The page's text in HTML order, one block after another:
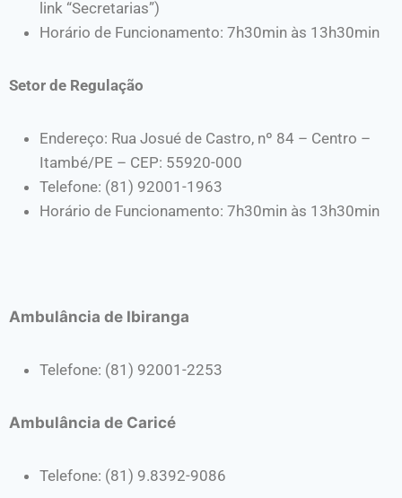
link “Secretarias”)
Horário de Funcionamento: 7h30min às 13h30min
Setor de Regulação
Endereço: Rua Josué de Castro, nº 84 – Centro –
Itambé/PE – CEP: 55920-000
Telefone: (81) 92001-1963
Horário de Funcionamento: 7h30min às 13h30min
Ambulância de Ibiranga
Telefone: (81) 92001-2253
Ambulância de Caricé
Telefone: (81) 9.8392-9086